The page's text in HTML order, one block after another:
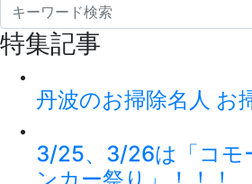
特集記事
丹波のお掃除名人 お
3/25、3/26は「コモ